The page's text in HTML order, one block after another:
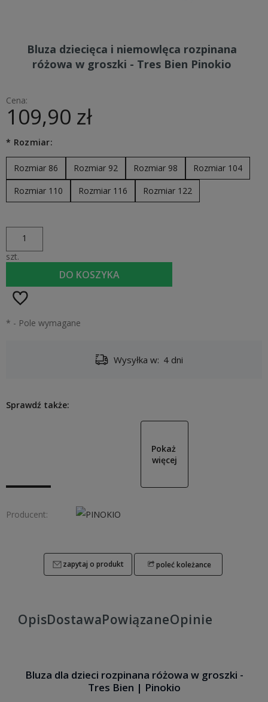
Bluza dziecięca i niemowlęca rozpinana
różowa w groszki - Tres Bien Pinokio
Cena:
109,90 zł
* Rozmiar:
Rozmiar 86 Rozmiar 92 Rozmiar 98
Rozmiar 104
Rozmiar 110
Rozmiar 116 Rozmiar 122
szt.
DO KOSZYKA
* - Pole wymagane
Wysyłka w: 4 dni
Sprawdź także:
Pokaż
więcej
Producent:
zapytaj o produkt poleć koleżance
OpisDostawaPowiązaneOpinie
Bluza dla dzieci rozpinana różowa w groszki -
Tres Bien | Pinokio